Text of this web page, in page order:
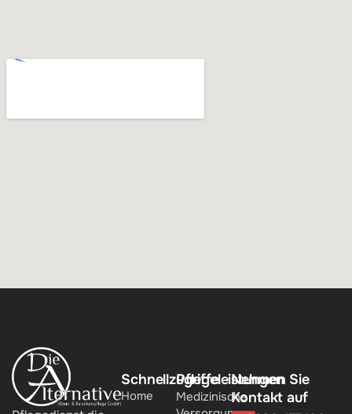
Schnellzugriffe
Home
Pflegeleistungen
Medizinische
Nehmen Sie
Kontakt auf